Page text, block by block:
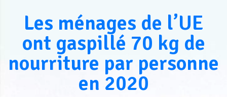
Les ménages de l’UE
ont gaspillé 70 kg de
nourriture par personne
en 2020